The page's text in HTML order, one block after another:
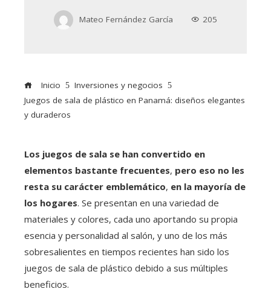
Mateo Fernández García 205
Inicio
Inversiones y negocios
Juegos de sala de plástico en Panamá: diseños elegantes
y duraderos
Los juegos de sala se han convertido en
elementos bastante frecuentes, pero eso no les
resta su carácter emblemático, en la mayoría de
los hogares. Se presentan en una variedad de
materiales y colores, cada uno aportando su propia
esencia y personalidad al salón, y uno de los más
sobresalientes en tiempos recientes han sido los
juegos de sala de plástico debido a sus múltiples
beneficios.